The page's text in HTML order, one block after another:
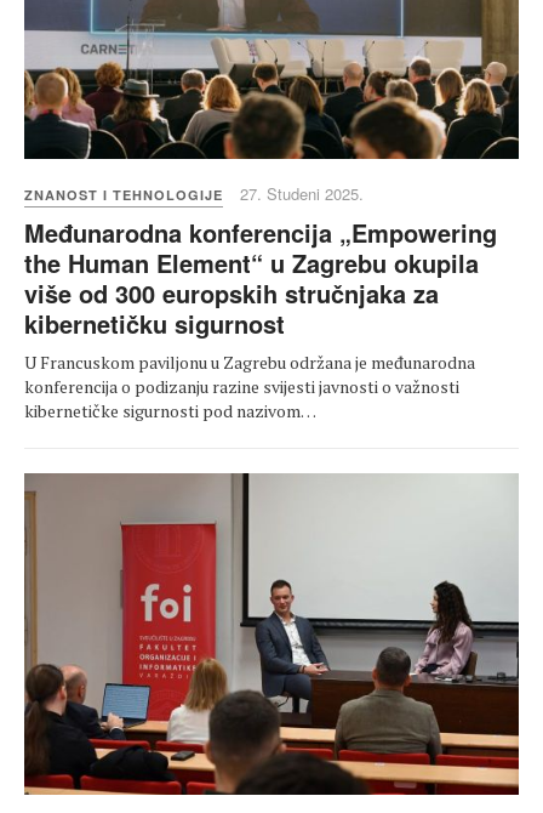
ZNANOST I TEHNOLOGIJE 27. Studeni 2025.
Međunarodna konferencija „Empowering
the Human Element“ u Zagrebu okupila
više od 300 europskih stručnjaka za
kibernetičku sigurnost
U Francuskom paviljonu u Zagrebu održana je međunarodna
konferencija o podizanju razine svijesti javnosti o važnosti
kibernetičke sigurnosti pod nazivom…